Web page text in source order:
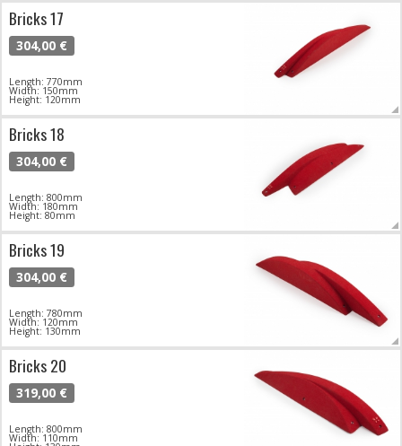
Bricks 17
304,00 €
Length: 770mm
Width: 150mm
Height: 120mm
Bricks 18
304,00 €
Length: 800mm
Width: 180mm
Height: 80mm
Bricks 19
304,00 €
Length: 780mm
Width: 120mm
Height: 130mm
Bricks 20
319,00 €
Length: 800mm
Width: 110mm